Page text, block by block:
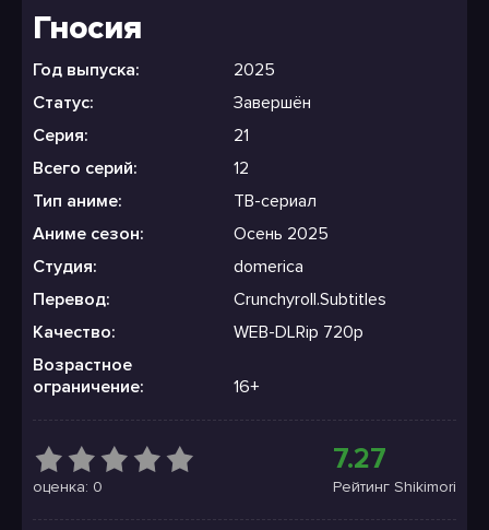
Гносия
Год выпуска:
2025
Статус:
Завершён
Серия:
21
Всего серий:
12
Тип аниме:
ТВ-сериал
Аниме сезон:
Осень 2025
Студия:
domerica
Перевод:
Crunchyroll.Subtitles
Качество:
WEB-DLRip 720p
Возрастное
ограничение:
16+
оценка: 0
7.27
Рейтинг Shikimori